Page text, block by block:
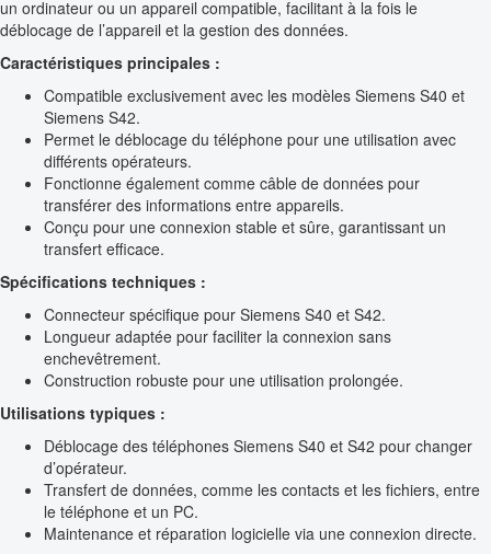
un ordinateur ou un appareil compatible, facilitant à la fois le
déblocage de l’appareil et la gestion des données.
Caractéristiques principales :
Compatible exclusivement avec les modèles Siemens S40 et
Siemens S42.
Permet le déblocage du téléphone pour une utilisation avec
différents opérateurs.
Fonctionne également comme câble de données pour
transférer des informations entre appareils.
Conçu pour une connexion stable et sûre, garantissant un
transfert efficace.
Spécifications techniques :
Connecteur spécifique pour Siemens S40 et S42.
Longueur adaptée pour faciliter la connexion sans
enchevêtrement.
Construction robuste pour une utilisation prolongée.
Utilisations typiques :
Déblocage des téléphones Siemens S40 et S42 pour changer
d’opérateur.
Transfert de données, comme les contacts et les fichiers, entre
le téléphone et un PC.
Maintenance et réparation logicielle via une connexion directe.